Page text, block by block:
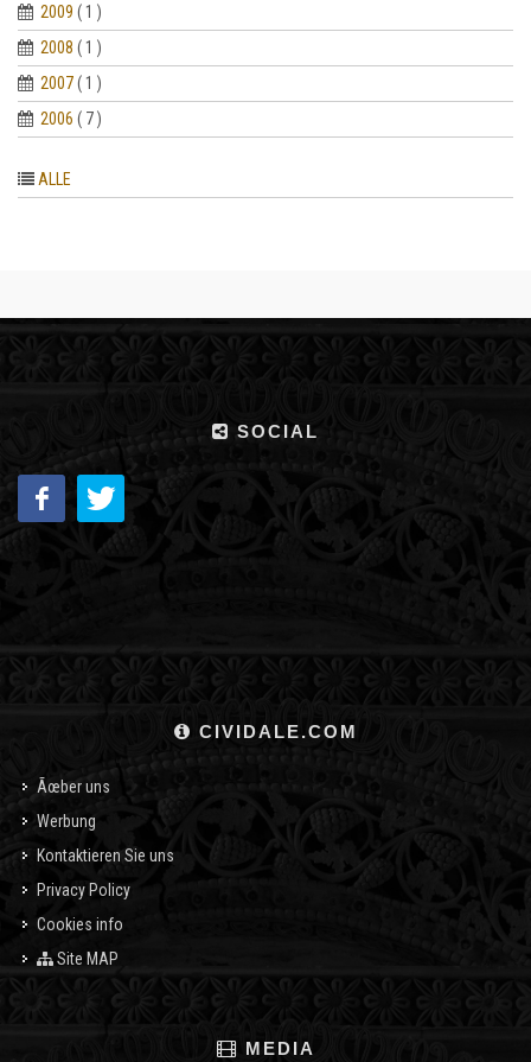
2009 ( 1 )
2008 ( 1 )
2007( 1 )
2006 ( 7 )
ALLE
SOCIAL
CIVIDALE.COM
Ãœber uns
Werbung
Kontaktieren Sie uns
Privacy Policy
Cookies info
Site MAP
MEDIA